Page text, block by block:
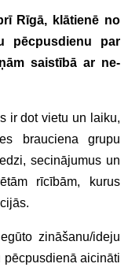
Rīgā, klātienē no
pēcpusdienu par
saistībā ar ne-
ir dot vietu un laiku,
brauciena grupu
secinājumus un
rīcībām, kurus
zināšanu/ideju
aicināti